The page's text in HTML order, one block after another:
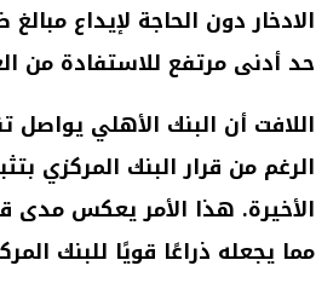
الادخاردون الحاجة لإيداع
حد أدنى مرتفع للاستفادة من
اللافت أن البنك الأهلي يواصل
الرغم من قرار البنك المركزي
الأخيرة. هذا الأمر يعكس مدى
مما يجعله ذراعًا قويًا للبنك